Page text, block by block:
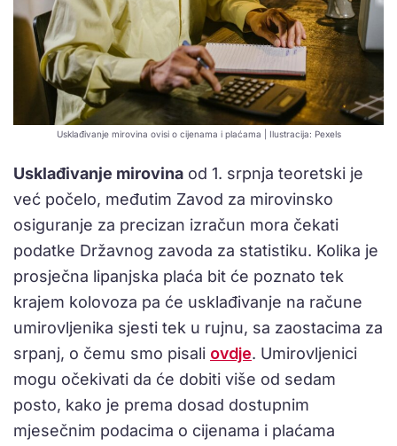
Usklađivanje mirovina ovisi o cijenama i plaćama | Ilustracija: Pexels
Usklađivanje mirovina od 1. srpnja teoretski je
već počelo, međutim Zavod za mirovinsko
osiguranje za precizan izračun mora čekati
podatke Državnog zavoda za statistiku. Kolika je
prosječna lipanjska plaća bit će poznato tek
krajem kolovoza pa će usklađivanje na račune
umirovljenika sjesti tek u rujnu, sa zaostacima za
srpanj, o čemu smo pisali ovdje. Umirovljenici
mogu očekivati da će dobiti više od sedam
posto, kako je prema dosad dostupnim
mjesečnim podacima o cijenama i plaćama